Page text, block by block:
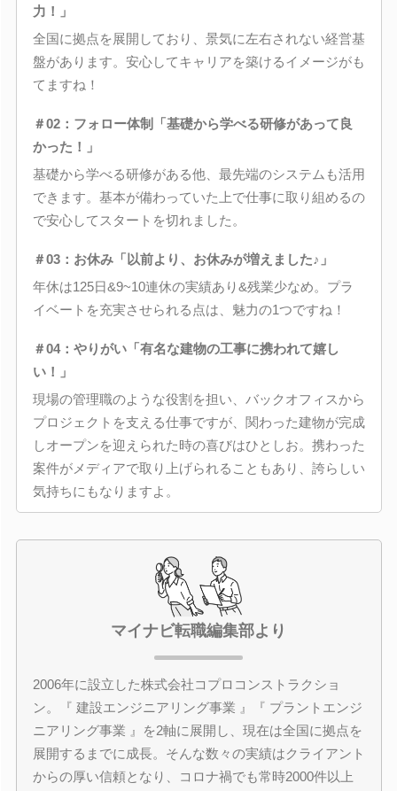
力！」
全国に拠点を展開しており、景気に左右されない経営基
盤があります。安心してキャリアを築けるイメージがも
てますね！
＃02：フォロー体制「基礎から学べる研修があって良
かった！」
基礎から学べる研修がある他、最先端のシステムも活用
できます。基本が備わっていた上で仕事に取り組めるの
で安心してスタートを切れました。
＃03：お休み「以前より、お休みが増えました♪」
年休は125日&9~10連休の実績あり&残業少なめ。プラ
イベートを充実させられる点は、魅力の1つですね！
＃04：やりがい「有名な建物の工事に携われて嬉し
い！」
現場の管理職のような役割を担い、バックオフィスから
プロジェクトを支える仕事ですが、関わった建物が完成
しオープンを迎えられた時の喜びはひとしお。携わった
案件がメディアで取り上げられることもあり、誇らしい
気持ちにもなりますよ。
マイナビ転職編集部より
2006年に設立した株式会社コプロコンストラクショ
ン。『 建設エンジニアリング事業 』『 プラントエンジ
ニアリング事業 』を2軸に展開し、現在は全国に拠点を
展開するまでに成長。そんな数々の実績はクライアント
からの厚い信頼となり、コロナ禍でも常時2000件以上